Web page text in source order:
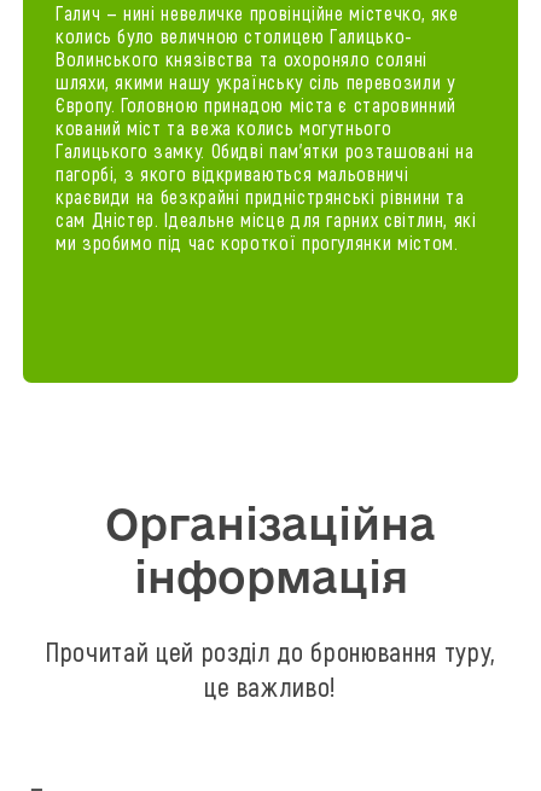
Галич — нині невеличке провінційне містечко, яке
колись було величною столицею Галицько-
Волинського князівства та охороняло соляні
шляхи, якими нашу українську сіль перевозили у
Європу. Головною принадою міста є старовинний
кований міст та вежа колись могутнього
Галицького замку. Обидві пам'ятки розташовані на
пагорбі, з якого відкриваються мальовничі
краєвиди на безкрайні придністрянські рівнини та
сам Дністер. Ідеальне місце для гарних світлин, які
ми зробимо під час короткої прогулянки містом.
Організаційна
інформація
Прочитай цей розділ до бронювання туру,
це важливо!